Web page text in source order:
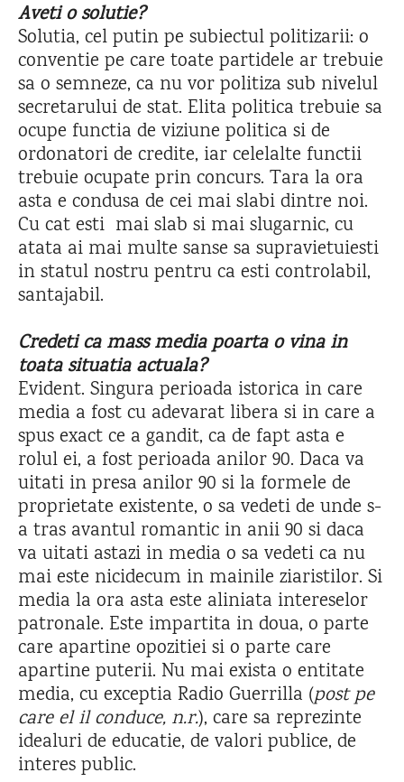
Aveti o solutie?
Solutia, cel putin pe subiectul politizarii: o
conventie pe care toate partidele ar trebuie
sa o semneze, ca nu vor politiza sub nivelul
secretarului de stat. Elita politica trebuie sa
ocupe functia de viziune politica si de
ordonatori de credite, iar celelalte functii
trebuie ocupate prin concurs. Tara la ora
asta e condusa de cei mai slabi dintre noi.
Cu cat esti mai slab si mai slugarnic, cu
atata ai mai multe sanse sa supravietuiesti
in statul nostru pentru ca esti controlabil,
santajabil.
Credeti ca mass media poarta o vina in
toata situatia actuala?
Evident. Singura perioada istorica in care
media a fost cu adevarat libera si in care a
spus exact ce a gandit, ca de fapt asta e
rolul ei, a fost perioada anilor 90. Daca va
uitati in presa anilor 90 si la formele de
proprietate existente, o sa vedeti de unde s-
a tras avantul romantic in anii 90 si daca
va uitati astazi in media o sa vedeti ca nu
mai este nicidecum in mainile ziaristilor. Si
media la ora asta este aliniata intereselor
patronale. Este impartita in doua, o parte
care apartine opozitiei si o parte care
apartine puterii. Nu mai exista o entitate
media, cu exceptia Radio Guerrilla (post pe
care el il conduce, n.r.), care sa reprezinte
idealuri de educatie, de valori publice, de
interes public.